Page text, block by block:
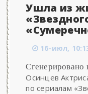
Ушла из
16-июл,
Сгенерировано
Осинцев
по сериалам